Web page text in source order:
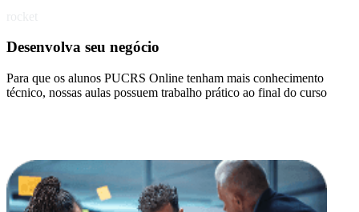
Desenvolva seu negócio
Para que os alunos PUCRS Online tenham mais conhecimento
técnico, nossas aulas possuem trabalho prático ao final do curso